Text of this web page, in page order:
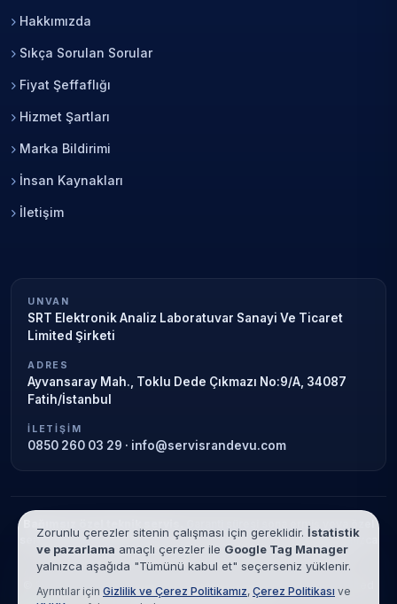
Hakkımızda
Sıkça Sorulan Sorular
Fiyat Şeffaflığı
Hizmet Şartları
Marka Bildirimi
İnsan Kaynakları
İletişim
UNVAN
SRT Elektronik Analiz Laboratuvar Sanayi Ve Ticaret
Limited Şirketi
ADRES
Ayvansaray Mah., Toklu Dede Çıkmazı No:9/A, 34087
Fatih/İstanbul
İLETIŞIM
0850 260 03 29 · info@servisrandevu.com
Garanti süresi sona ermiş veya özel
servis kapsamındaki cihazlar için hizmet verilir. Marka adları yalnızca
tanımlama amaçlıdır; yetkili servis ilişkisi bulunmamaktadır.
© 2026 SRT Elektronik Analiz Laboratuvar Sanayi Ve Ticaret Limited
Zorunlu çerezler sitenin çalışması için gereklidir. İstatistik
ve pazarlama amaçlı çerezler ile Google Tag Manager
yalnızca aşağıda "Tümünü kabul et" seçerseniz yüklenir.
Ayrıntılar için Gizlilik ve Çerez Politikamız, Çerez Politikası ve